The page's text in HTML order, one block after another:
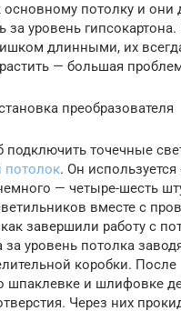
основному потолку и
за уровень гипсокартона.
длинными, их
— большая
преобразователя
подключить точечные
потолок. Он используется
— четыре-шесть
вместе с
завершили работу с
уровень потолка
коробки. После
шпаклевке и шлифовке
Через них